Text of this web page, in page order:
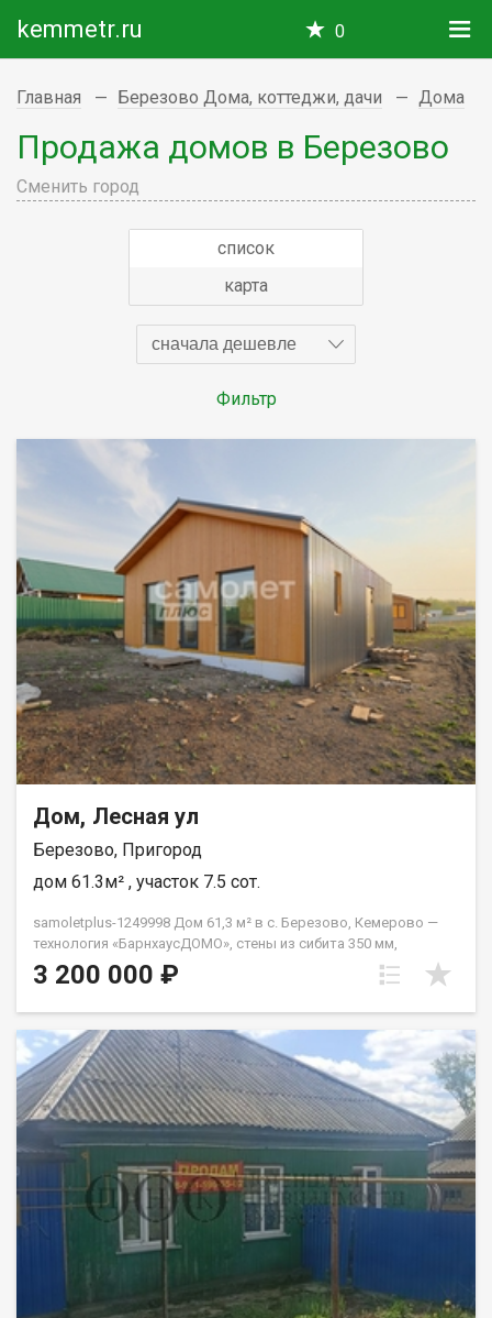
kemmetr.ru 0
Главная Березово Дома, коттеджи, дачи Дома
Продажа домов в Березово
Сменить город
список
карта
сначала дешевле
Фильтр
Дом, Лесная ул
Березово, Пригород
дом 61.3м² , участок 7.5 сот.
samoletplus-1249998 Дом 61,3 м² в с. Березово, Кемерово —
технология «БарнхаусДОМО», стены из сибита 350 мм,
панорамное остекление премиум-класса, участок 7,5 соток.
Ипотека от 3%. Современная технология строительства:
гидроизоляцией и бетонной стяжкой, стены из сибита
толщиной 350 мм. Панорамные окна 5-камерные с
мультистеклом и защитой от УФ — в доме всегда светло.
Тёплая входная дверь с терморазрывом. Черновая отделка —
делайте интерьер под себя. По проекту предусмотрена
терраса. Газ проходит по границе участка — возможность
подключения. Асфальтированная дорога чистится зимой,
доступ к дому круглый год. До центра Кемерово 20 минут,
рядом развлекательный комплекс «Притомье». Документы
готовы к сделке. Подходит под ипотеку от 3% и материнский
капитал. АН «Самолёт Плюс» на рынке недвижимости
Кемерово с 2010 года. Полное сопровождение
сделкиГарантия юридической чистоты сделки Звоните с 9:00
до 21:00 — ответим на вопросы и организуем просмотр!
3 200 000 ₽